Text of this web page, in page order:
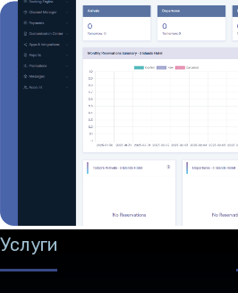
Услуги